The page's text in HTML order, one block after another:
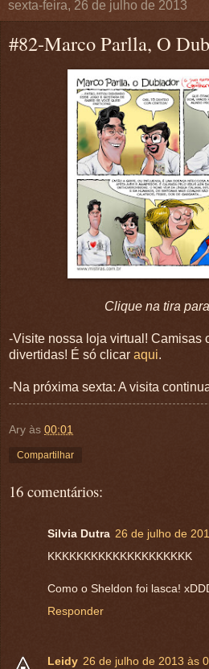
sexta-feira, 26 de julho de 2013
#82-Marco Parlla, O
Clique na tira
-Visite nossa loja virtual! Camisas
divertidas! É só clicar aqui.
-Na próxima sexta: A visita
Ary às 00:01
Compartilhar
16 comentários:
Silvia Dutra 26 de julho de
KKKKKKKKKKKKKKKKKKKK
Como o Sheldon foi lasca!
Responder
Leidy 26 de julho de 2013 às